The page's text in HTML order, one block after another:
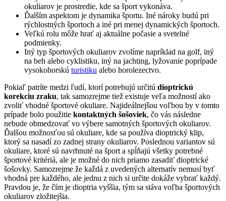
okuliarov je prostredie, kde sa šport vykonáva.
Ďalším aspektom je dynamika športu. Iné nároky budú pri
rýchlostných športoch a iné pri menej dynamických športoch.
Veľkú rolu môže hrať aj aktuálne počasie a svetelné
podmienky.
Iný typ športových okuliarov zvolíme napríklad na golf, iný
na beh alebo cyklistiku, iný na jachting, lyžovanie poprípade
vysokohorskú turistiku alebo horolezectvo.
Pokiaľ patríte medzi ľudí, ktorí potrebujú určitú dioptrickú
korekciu zraku, tak samozrejme tiež existuje veľa možností ako
zvoliť vhodné športové okuliare. Najideálnejšou voľbou by v tomto
prípade bolo použitie kontaktných šošoviek, čo vás následne
nebude obmedzovať vo výbere samotných športových okuliarov.
Ďalšou možnosťou sú okuliare, kde sa používa dioptrický klip,
ktorý sa nasadí zo zadnej strany okuliarov. Poslednou variantov sú
okuliare, ktoré sú navrhnuté na šport a spĺňajú všetky potrebné
športové kritériá, ale je možné do nich priamo zasadiť dioptrické
šošovky. Samozrejme že každá z uvedených alternatív nemusí byť
vhodná pre každého, ale jednu z nich si určite dokáže vybrať každý.
Pravdou je, že čím je dioptria vyššia, tým sa stáva voľba športových
okuliarov zložitejšia.